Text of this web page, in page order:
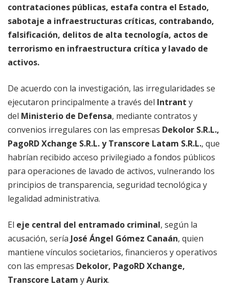
contrataciones públicas, estafa contra el Estado,
sabotaje a infraestructuras críticas, contrabando,
falsificación, delitos de alta tecnología, actos de
terrorismo en infraestructura crítica y lavado de
activos.
De acuerdo con la investigación, las irregularidades se
ejecutaron principalmente a través del Intrant y
del Ministerio de Defensa, mediante contratos y
convenios irregulares con las empresas Dekolor S.R.L.,
PagoRD Xchange S.R.L. y Transcore Latam S.R.L., que
habrían recibido acceso privilegiado a fondos públicos
para operaciones de lavado de activos, vulnerando los
principios de transparencia, seguridad tecnológica y
legalidad administrativa.
El eje central del entramado criminal, según la
acusación, sería José Ángel Gómez Canaán, quien
mantiene vínculos societarios, financieros y operativos
con las empresas Dekolor, PagoRD Xchange,
Transcore Latam yAurix.